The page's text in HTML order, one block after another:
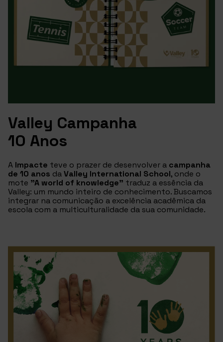
Valley Campanha
10 Anos
A Impacte teve o prazer de desenvolver a campanha
de 10 anos daValley International School, onde o
mote "A world of knowledge" traduz a essência da
Valley: um mundo inteiro de conhecimento. Buscamos
integrar na comunicação a excelência acadêmica da
escola com a multiculturalidade da sua comunidade.